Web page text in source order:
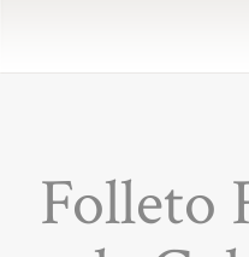
Folleto